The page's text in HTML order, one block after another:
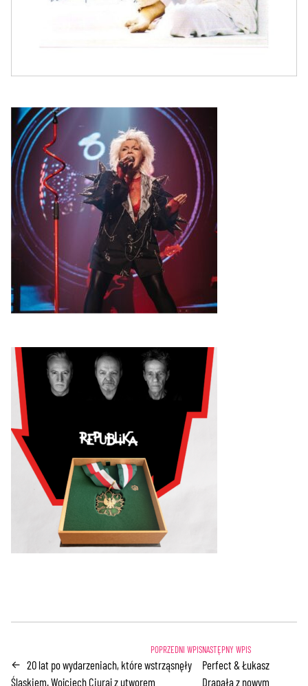
← 20 lat po wydarzeniach, które wstrząsnęły
Śląskiem. Wojciech Ciuraj z utworem
Perfect & Łukasz
Drapała z nowym